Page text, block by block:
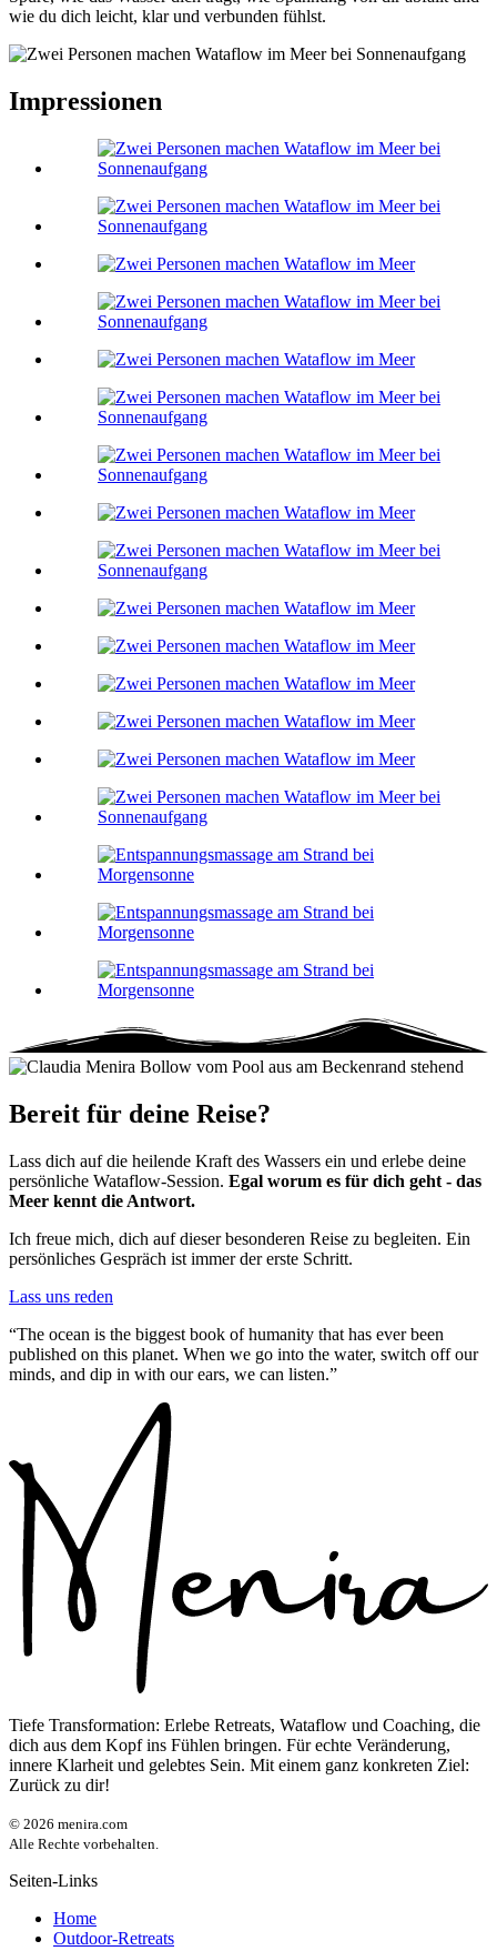
wie du dich leicht, klar und verbunden fühlst.
Impressionen
Bereit für deine Reise?
Lass dich auf die heilende Kraft des Wassers ein und erlebe deine
persönliche Wataflow-Session. Egal worum es für dich geht - das
Meer kennt die Antwort.
Ich freue mich, dich auf dieser besonderen Reise zu begleiten. Ein
persönliches Gespräch ist immer der erste Schritt.
Lass uns reden
The ocean is the biggest book of humanity that has ever been
published on this planet. When we go into the water, switch off our
minds, and dip in with our ears, we can listen.
Tiefe Transformation: Erlebe Retreats, Wataflow und Coaching, die
dich aus dem Kopf ins Fühlen bringen. Für echte Veränderung,
innere Klarheit und gelebtes Sein. Mit einem ganz konkreten Ziel:
Zurück zu dir!
© 2026 menira.com
Alle Rechte vorbehalten.
Seiten-Links
Home
Outdoor-Retreats